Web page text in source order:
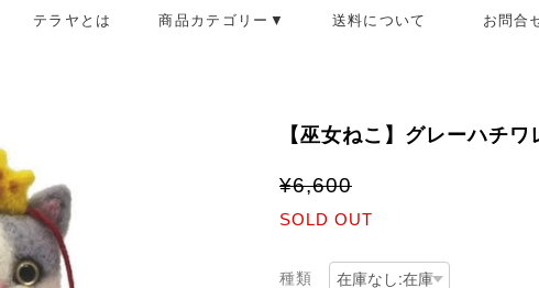
テラヤとは 商品カテゴリー▼ 送料について お問合
【巫女ねこ】グレーハチワ
¥6,600
SOLD OUT
種類